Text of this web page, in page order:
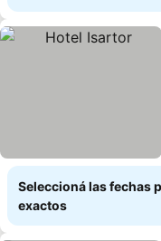
Seleccioná las fechas
exactos